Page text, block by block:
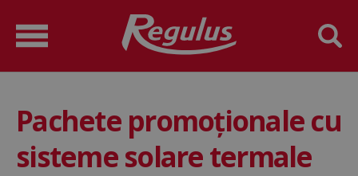
Pachete promoționale cu
sisteme solare termale